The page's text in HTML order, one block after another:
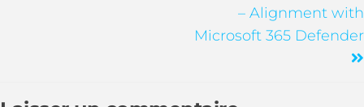
– Alignment with
Microsoft 365 Defender